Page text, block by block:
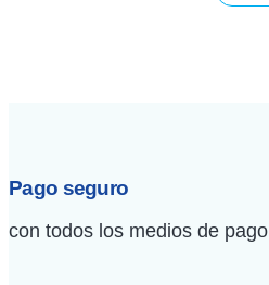
Pago seguro
con todos los medios de pago